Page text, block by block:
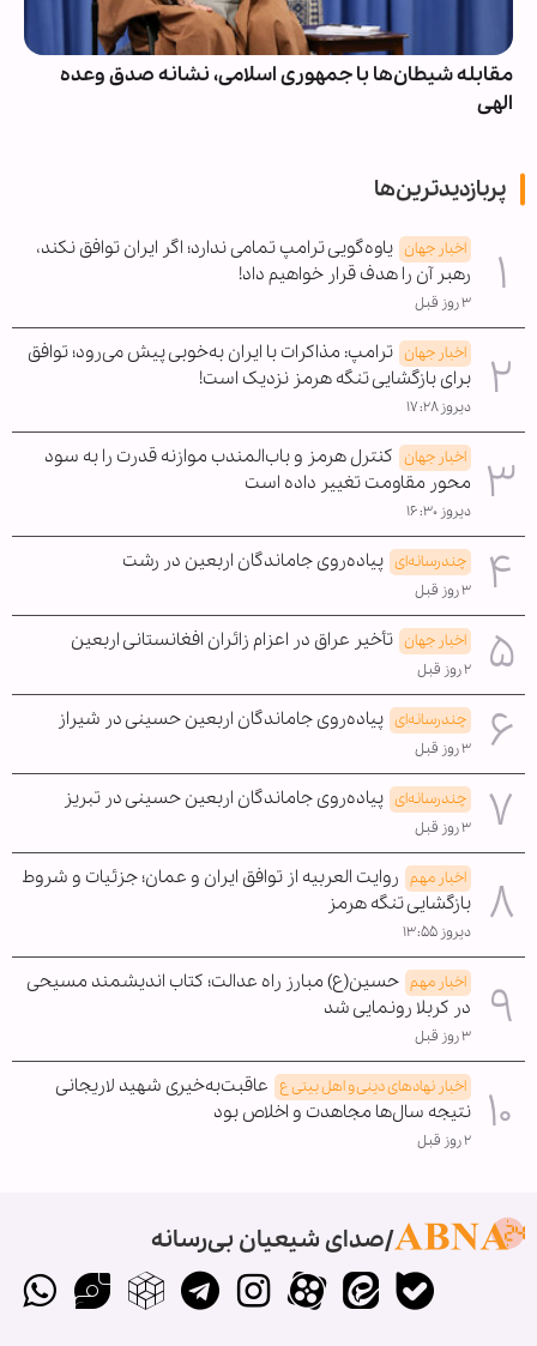
مقابله شیطان‌ها با جمهوری اسلامی، نشانه صدق وعده
الهی
پربازدیدترین‌ها
اخبار جهان یاوه‌گویی ترامپ تمامی ندارد؛ اگر ایران توافق نکند،
رهبر آن را هدف قرار خواهیم داد!
۳ روز قبل
اخبار جهان ترامپ: مذاکرات با ایران به‌خوبی پیش می‌رود؛ توافق
برای بازگشایی تنگه هرمز نزدیک است!
دیروز ۱۷:۲۸
اخبار جهان کنترل هرمز و باب‌المندب موازنه قدرت را به سود
محور مقاومت تغییر داده است
دیروز ۱۶:۳۰
چندرسانه‌ای پیاده‌روی جاماندگان اربعین در رشت
۳ روز قبل
اخبار جهان تأخیر عراق در اعزام زائران افغانستانی اربعین
۲ روز قبل
چندرسانه‌ای پیاده‌روی جاماندگان اربعین حسینی در شیراز
۳ روز قبل
چندرسانه‌ای پیاده‌روی جاماندگان اربعین حسینی در تبریز
۳ روز قبل
اخبار مهم روایت العربیه از توافق ایران و عمان؛ جزئیات و شروط
بازگشایی تنگه هرمز
دیروز ۱۳:۵۵
اخبار مهم حسین(ع) مبارز راه عدالت؛ کتاب اندیشمند مسیحی
در کربلا رونمایی شد
۳ روز قبل
اخبار نهادهای دینی و اهل بیتی ع عاقبت‌به‌خیری شهید لاریجانی
نتیجه سال‌ها مجاهدت و اخلاص بود
۲ روز قبل
صدای شیعیان بی‌رسانه